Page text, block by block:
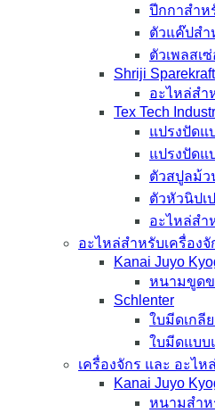
ปีกกาสำห
ตัวแค๊ปสำ
ตัวเพลสเ
Shriji Sparekraft
อะไหล่สำ
Tex Tech
แปรงปัดแ
แปรงปัดแ
ตัวสปูลม้ว
ตัวหัวนิปเ
อะไหล่สำ
อะไหล่สำหรับเครื่อง
Kanai Juyo
หนามขูด
Schlenter
ใบมีดเกลี
ใบมีดแบบ
เครื่องจักร และ อะไ
Kanai Juyo
หนามสำห